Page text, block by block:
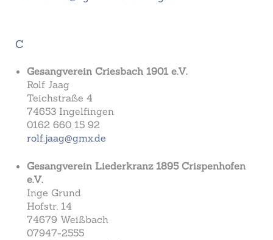
C
Gesangverein Criesbach 1901 e.V.
Rolf Jaag
Teichstraße 4
74653 Ingelfingen
0162 660 15 92
rolf.jaag@gmx.de
Gesangverein Liederkranz 1895 Crispenhofen
e.V.
Inge Grund
Hofstr. 14
74679 Weißbach
07947-2555